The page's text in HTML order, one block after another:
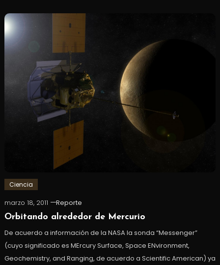
Ciencia
marzo 18, 2011
Reporte
Orbitando alrededor de Mercurio
De acuerdo a información de la NASA la sonda “Messenger”
(cuyo significado es MErcury Surface, Space ENvironment,
Geochemistry, and Ranging, de acuerdo a Scientific American) ya